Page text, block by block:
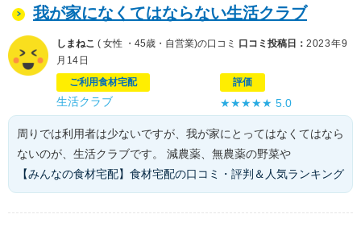
我が家になくてはならない生活クラブ
しまねこ ( 女性 ・45歳・自営業)の口コミ 口コミ投稿日： 2023年9
月14日
ご利用食材宅配
生活クラブ
評価
★★★★★5.0
周りでは利用者は少ないですが、我が家にとってはなくてはなら
ないのが、生活クラブです。 減農薬、無農薬の野菜や
【みんなの食材宅配】食材宅配の口コミ・評判＆人気ランキング